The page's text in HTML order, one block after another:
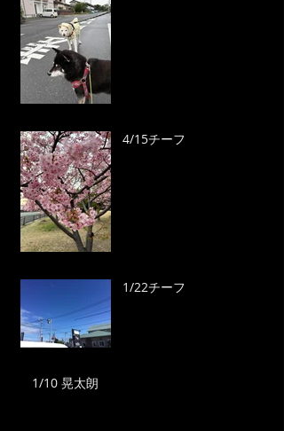
4/15チーフ
1/22チーフ
1/10 晃太朗